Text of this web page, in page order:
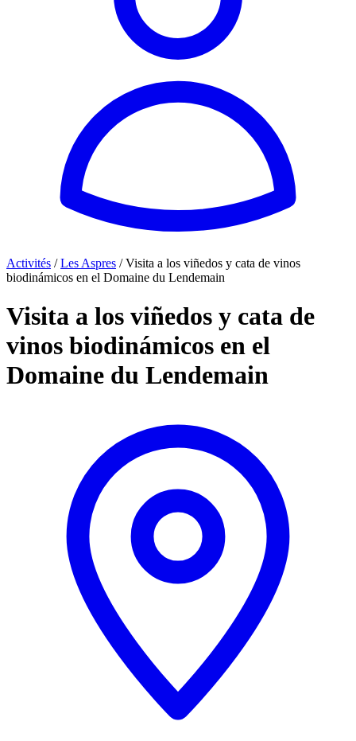
Activités / Les Aspres / Visita a los viñedos y cata de vinos
biodinámicos en el Domaine du Lendemain
Visita a los viñedos y cata de
vinos biodinámicos en el
Domaine du Lendemain